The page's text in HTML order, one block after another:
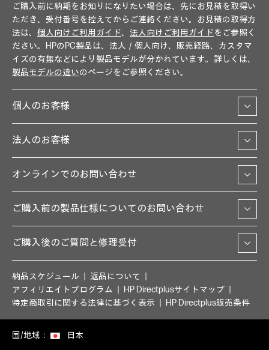
ご購入前に納期をお知りになりたい場合は、先にお見積を取得い
ただき、受付番号を控えてからご連絡ください。お見積の取得方
法は、 個人向けご利用ガイド、 法人向けご利用ガイドをご参照く
ださい。HPのPC製品は、法人／個人向け、販売経路、カスタマ
イズの有無などにより製品モデルが分かれています。詳しくは、
製品モデルの違いのページをご参照ください。
個人のお客様
法人のお客様
オンラインでのお問い合わせ
ご購入前の製品仕様についてのお問い合わせ
ご購入後のご質問と修理受付
納品スケジュール
返品について
アフィリエイトプログラム
HP Directplusサイトマップ
特定商取引に関する法律に基づく表示
HP Directplus販売条件
国/地域： 日本